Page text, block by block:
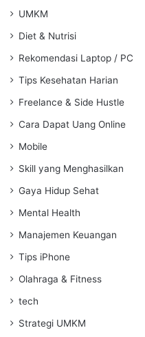
UMKM
Diet & Nutrisi
Rekomendasi Laptop / PC
Tips Kesehatan Harian
Freelance & Side Hustle
Cara Dapat Uang Online
Mobile
Skill yang Menghasilkan
Gaya Hidup Sehat
Mental Health
Manajemen Keuangan
Tips iPhone
Olahraga & Fitness
tech
Strategi UMKM